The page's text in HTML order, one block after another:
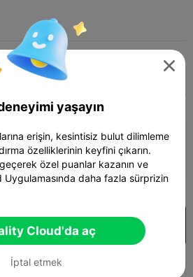
Miniatures 
layer, 2 walls, 15% infill
02h 05m  1 plates
Creality Cloud'da aç

yaşayın
erişin, kesintisiz bulut dilimleme
özelliklerinin keyfini çıkarın.
özel puanlar kazanın ve
daha fazla sürprizin
Cloud'da aç
İptal etmek